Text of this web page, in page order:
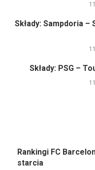
Składy: Sampdoria
Składy: PSG –
Rankingi FC
starcia